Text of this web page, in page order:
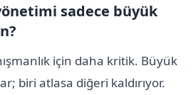
sadece büyük
için daha kritik. Büyük
biri atlasa diğeri kaldırıyor.